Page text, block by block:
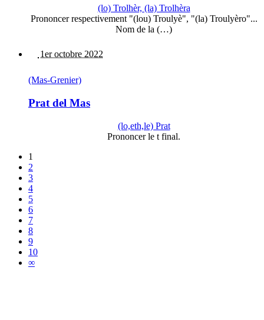
(lo) Trolhèr, (la) Trolhèra
Prononcer respectivement "(lou) Troulyè", "(la) Troulyèro"...
Nom de la (…)
1er octobre 2022
(Mas-Grenier)
Prat del Mas
(lo,eth,le) Prat
Prononcer le t final.
1
2
3
4
5
6
7
8
9
10
∞